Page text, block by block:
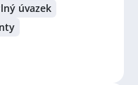
úvazek